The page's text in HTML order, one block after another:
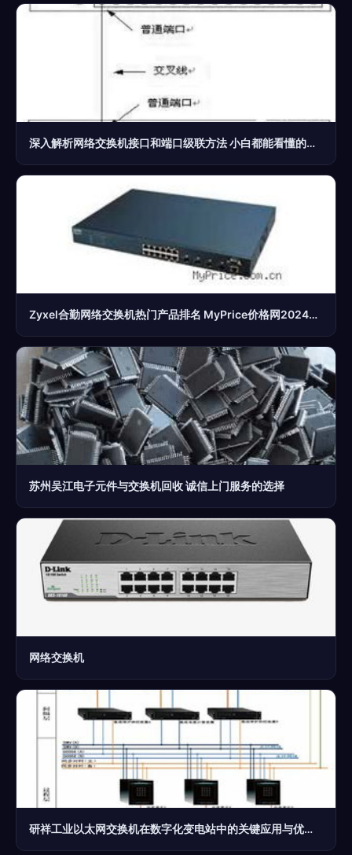
深入解析网络交换机接口和端口级联方法 小白都能看懂的实操指南
Zyxel合勤网络交换机热门产品排名 MyPrice价格网2024年最新整理（第1页）
苏州吴江电子元件与交换机回收 诚信上门服务的选择
网络交换机
研祥工业以太网交换机在数字化变电站中的关键应用与优势分析